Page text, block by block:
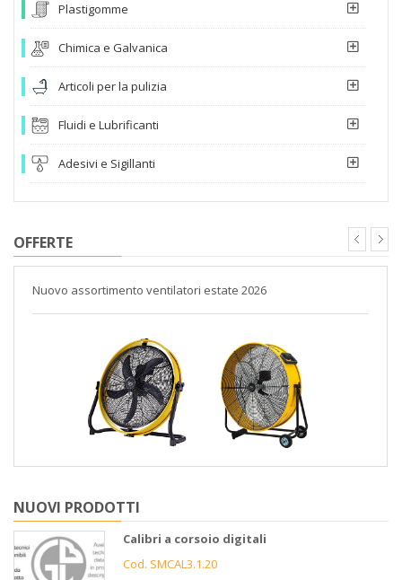
Plastigomme
Chimica e Galvanica
Articoli per la pulizia
Fluidi e Lubrificanti
Adesivi e Sigillanti
OFFERTE
Nuovo assortimento ventilatori estate 2026
NUOVI PRODOTTI
Calibri a corsoio digitali
Cod. SMCAL3.1.20